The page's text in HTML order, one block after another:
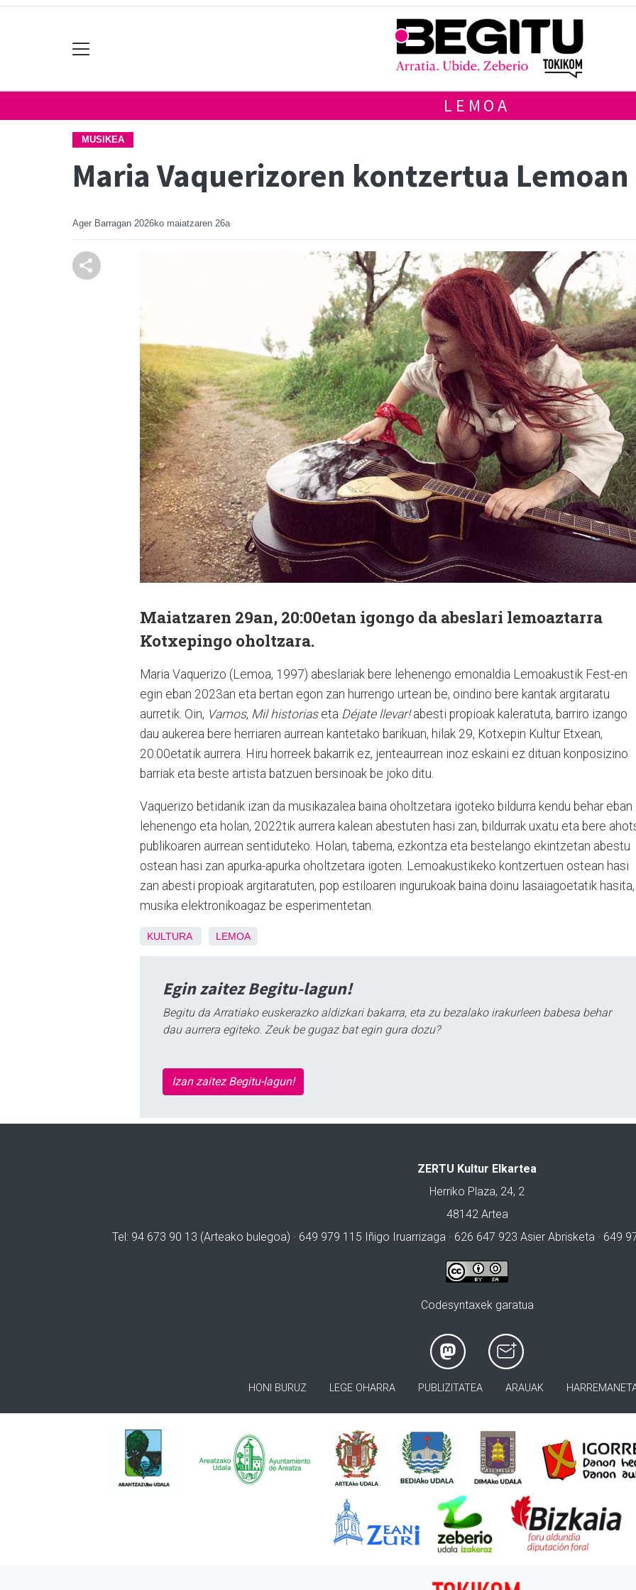
LEMOA
MUSIKEA
Maria Vaquerizoren kontzertua Lemoan
Ager Barragan 2026ko maiatzaren 26a
Maiatzaren 29an, 20:00etan igongo da abeslari lemoaztarra
Kotxepingo oholtzara.
Maria Vaquerizo (Lemoa, 1997) abeslariak bere lehenengo emonaldia Lemoakustik Fest-en
egin eban 2023an eta bertan egon zan hurrengo urtean be, oindino bere kantak argitaratu
aurretik. Oin, Vamos, Mil historiaseta Déjate llevar!abesti propioak kaleratuta, barriro izango
dau aukerea bere herriaren aurrean kantetako barikuan, hilak 29, Kotxepin Kultur Etxean,
20:00etatik aurrera. Hiru horreek bakarrik ez, jenteaurrean inoz eskaini ez dituan konposizino
barriak eta beste artista batzuen bersinoak be joko ditu.
Vaquerizo betidanik izan da musikazalea baina oholtzetara igoteko bildurra kendu behar eban
lehenengo eta holan, 2022tik aurrera kalean abestuten hasi zan, bildurrak uxatu eta bere
publikoaren aurrean sentiduteko. Holan, taberna, ezkontza eta bestelango ekintzetan abestu
ostean hasi zan apurka-apurka oholtzetara igoten. Lemoakustikeko kontzertuen ostean hasi
zan abesti propioak argitaratuten, pop estiloaren ingurukoak baina doinu lasaiagoetatik hasita,
musika elektronikoagaz be esperimentetan.
KULTURA LEMOA
Egin zaitez Begitu-lagun!
Begitu da Arratiako euskerazko aldizkari bakarra, eta zu bezalako irakurleen babesa behar
dau aurrera egiteko. Zeuk be gugaz bat egin gura dozu?
Izan zaitez Begitu-lagun!
ZERTU Kultur Elkartea
Herriko Plaza, 24, 2
48142 Artea
Tel: 94 673 90 13 (Arteako bulegoa) · 649 979 115 Iñigo Iruarrizaga · 626 647 923 Asier Abrisketa · 649
Codesyntaxek garatua
HONI BURUZ LEGE OHARRA PUBLIZITATEA ARAUAK